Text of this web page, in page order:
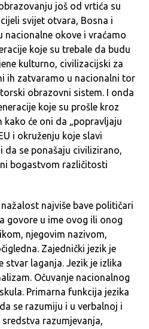
još od vrtića su
svijet otvara, Bosna i
nacionalne okove i vraćamo
koje su trebale da budu
kulturno, civilizacijski za
ih zatvaramo u nacionalni tor
obrazovni sistem. I onda
koje su prošle kroz
će oni da „popravljaju
i okruženju koje slavi
da se ponašaju civilizirano,
bogastvom različitosti
najviše bave političari
govore u ime ovog ili onog
njegovim nazivom,
Zajednički jezik je
stvar laganja. Jezik je izlika
Očuvanje nacionalnog
Primarna funkcija jezika
se razumiju i u verbalnoj i
razumjevanja,